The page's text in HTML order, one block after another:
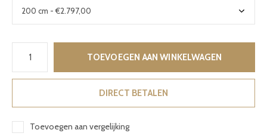
TOEVOEGEN AAN WINKELWAGEN
DIRECT BETALEN
Toevoegen aan vergelijking